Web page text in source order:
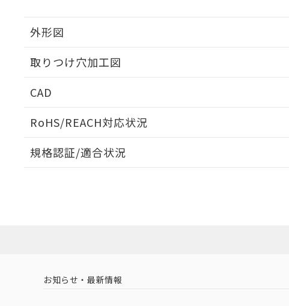
外形図
取りつけ穴加工図
CAD
RoHS/REACH対応状況
EU RoHS 注意事項・凡例
中国 RoHS 注意事項・凡例
規格認証/適合状況
（イギリス
（ノルウェー
お知らせ・最新情報